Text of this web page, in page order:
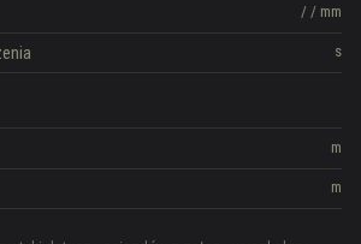
/ / mm
s
m
m